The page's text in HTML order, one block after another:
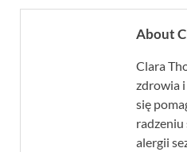
About
Clara
zdrowia
się
radzeniu
alergii